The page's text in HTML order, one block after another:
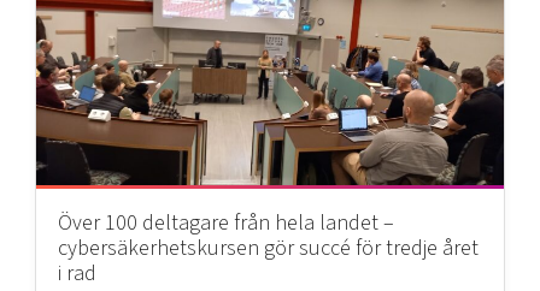
Över 100 deltagare från hela landet –
cybersäkerhetskursen gör succé för tredje året
i rad